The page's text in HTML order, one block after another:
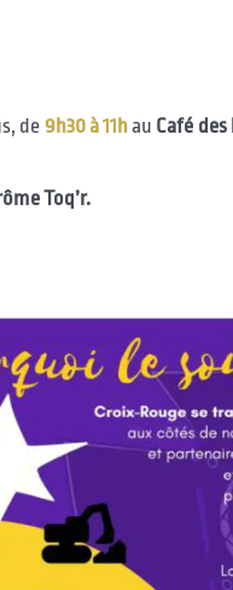
de 9h30 à 11hau Café des
Toq’r.